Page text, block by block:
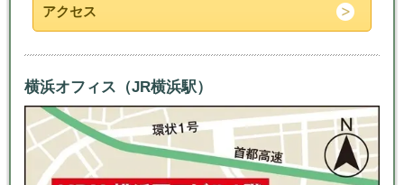
アクセス
横浜オフィス（JR横浜駅）